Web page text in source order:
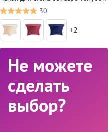
30
+2
Не можете
сделать
выбор?